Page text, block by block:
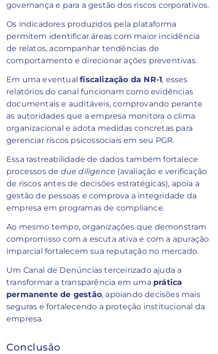
governança e para a gestão dos riscos corporativos.
Os indicadores produzidos pela plataforma
permitem identificar áreas com maior incidência
de relatos, acompanhar tendências de
comportamento e direcionar ações preventivas.
Em uma eventualfiscalização da NR-1, esses
relatórios do canal funcionam como evidências
documentais e auditáveis, comprovando perante
as autoridades que a empresa monitora o clima
organizacional e adota medidas concretas para
gerenciar riscos psicossociais em seu PGR.
Essa rastreabilidade de dados também fortalece
processos de due diligence (avaliação e verificação
de riscos antes de decisões estratégicas), apoia a
gestão de pessoas e comprova a integridade da
empresa em programas de compliance.
Ao mesmo tempo, organizações que demonstram
compromisso com a escuta ativa e com a apuração
imparcial fortalecem sua reputação no mercado.
Um Canal de Denúncias terceirizado ajuda a
transformar a transparência em uma prática
permanente de gestão, apoiando decisões mais
seguras e fortalecendo a proteção institucional da
empresa.
Conclusão